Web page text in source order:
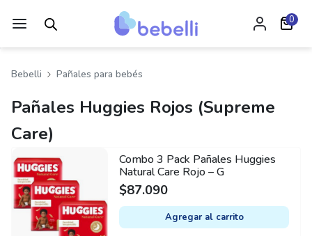
0
Bebelli Pañales para bebés
Pañales Huggies Rojos (Supreme
Care)
Combo 3 Pack Pañales Huggies
Natural Care Rojo – G
$87.090
Agregar al carrito